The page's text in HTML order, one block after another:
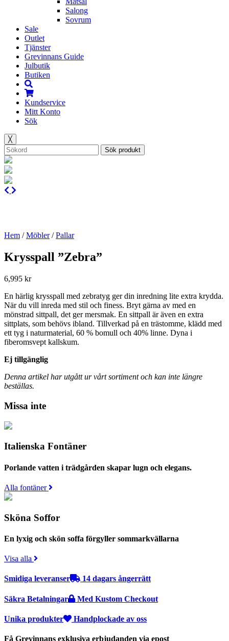
Salong
Sovrum
Sale
Outlet
Tjänster
Grevinnans Guide
Julbutik
Butiken
Kundservice
Mitt Konto
Sök
╳
Sök produkt
Hem /Möbler/Pallar
Krysspall ”Zebra”
6,995 kr
En härlig krysspall med zebratyg ger din inredning lite extra krydda.
När du vill inreda med stil och finess. Bryt gärna av med en
mönstrad sittpall, det ger mersmak. En sittpall är även en extra
sittplats, som behövs ibland. Tillverkad på en trästomme, klädd med
ett tyg i naturmaterial, 60 % bomull och 40% linne. Dyna i
fiberomsvept kallskum.
Ej tillgänglig
Denna artikel har utgått ur vårt sortiment och kan inte längre
beställas.
Missa inte
Italienska Fontäner
Porlande vatten i trädgården skapar lugn och elegans.
Alla fontäner
Sköna Soffor
En lyxig och skön soffa förgyller sommarkvällarna
Visa alla
Smidiga leveranser 14 dagars ångerrätt
Säkra Betalningar Med Kustom Checkout
Unika produkter Handplockade av oss
Få Grevinnans exklusiva erbjudanden via epost